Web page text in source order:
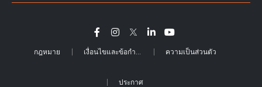
กฎหมาย ความเป็นส่วนตัว
ประกาศ